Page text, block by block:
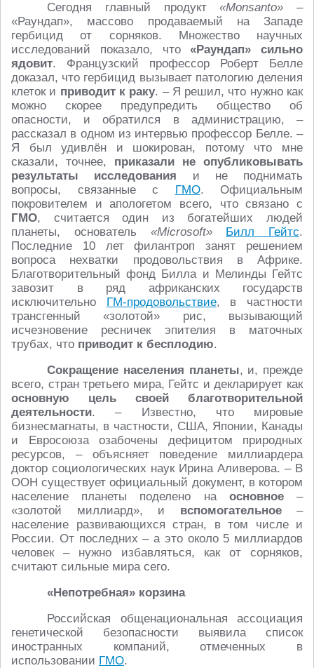
Сегодня главный продукт«Monsanto» –
«Раундап», массово продаваемый на Западе
гербицид от сорняков. Множество научных
исследований показало, что«Раундап» сильно
ядовит. Французский профессор Роберт Белле
доказал, что гербицид вызывает патологию деления
клеток и приводит к раку. – Я решил, что нужно как
можно скорее предупредить общество об
опасности, и обратился в администрацию, –
рассказал в одном из интервью профессор Белле. –
Я был удивлён и шокирован, потому что мне
сказали, точнее, приказали не опубликовывать
результаты исследования и не поднимать
вопросы, связанные с ГМО. Официальным
покровителем и апологетом всего, что связано с
ГМО, считается один из богатейших людей
планеты, основатель «Microsoft» Билл Гейтс.
Последние 10 лет филантроп занят решением
вопроса нехватки продовольствия в Африке.
Благотворительный фонд Билла и Мелинды Гейтс
завозит в ряд африканских государств
исключительно ГМ-продовольствие, в частности
трансгенный «золотой» рис, вызывающий
исчезновение ресничек эпителия в маточных
трубах, что приводит к бесплодию.
Сокращение населения планеты, и, прежде
всего, стран третьего мира, Гейтс и декларирует как
основную цель своей благотворительной
деятельности. – Известно, что мировые
бизнесмагнаты, в частности, США, Японии, Канады
и Евросоюза озабочены дефицитом природных
ресурсов, – объясняет поведение миллиардера
доктор социологических наук Ирина Аливерова. – В
ООН существует официальный документ, в котором
население планеты поделено на основное–
«золотой миллиард», и вспомогательное–
население развивающихся стран, в том числе и
России. От последних – а это около 5 миллиардов
человек – нужно избавляться, как от сорняков,
считают сильные мира сего.
«Непотребная» корзина
Российская общенациональная ассоциация
генетической безопасности выявила список
иностранных компаний, отмеченных в
использовании ГМО.